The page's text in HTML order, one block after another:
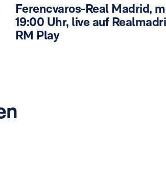
Ferencvaros-Real Madrid,
19:00 Uhr, live auf
RM Play